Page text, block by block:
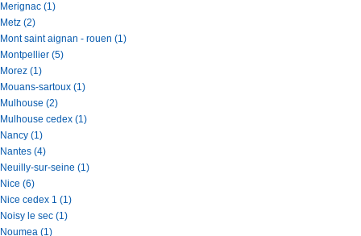
Merignac (1)
Metz (2)
Mont saint aignan - rouen (1)
Montpellier (5)
Morez (1)
Mouans-sartoux (1)
Mulhouse (2)
Mulhouse cedex (1)
Nancy (1)
Nantes (4)
Neuilly-sur-seine (1)
Nice (6)
Nice cedex 1 (1)
Noisy le sec (1)
Noumea (1)